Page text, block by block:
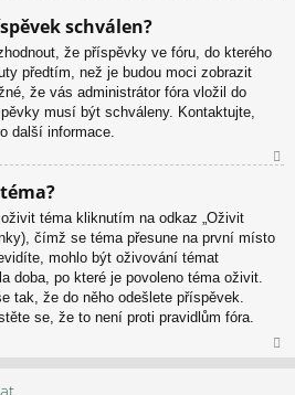
or
schválen?
že příspěvky ve fóru, do kterého
předtím, než je budou moci zobrazit
že vás administrátor fóra vložil do
musí být schváleny. Kontaktujte,
další informace.
u
téma kliknutím na odkaz „Oživit
čímž se téma přesune na první místo
mohlo být oživování témat
doba, po které je povoleno téma oživit.
tak, že do něho odešlete příspěvek.
se, že to není proti pravidlům fóra.